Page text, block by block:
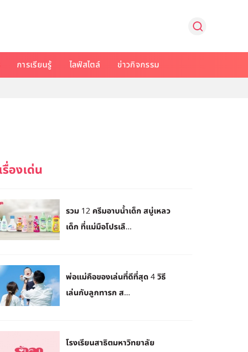
การเรียนรู้ ไลฟ์สไตล์ ข่าวกิจกรรม
รวม 12 ครีมอาบน้ำเด็ก สบู่เหลว
เด็ก ที่แม่มือโปรเลื...
พ่อแม่คือของเล่นที่ดีที่สุด 4 วิธี
เล่นกับลูกทารก ส...
โรงเรียนสาธิตมหาวิทยาลัย